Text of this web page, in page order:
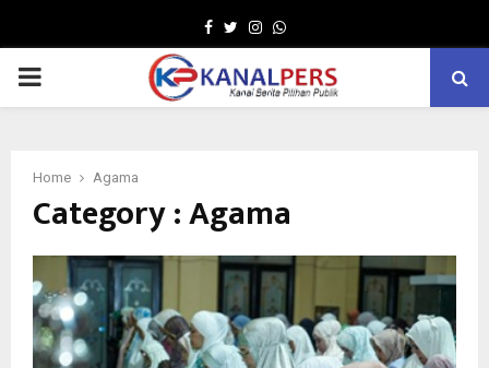
Facebook
TwitterInstagram
Whatsapp
PRIMARY
Home Agama
Category : Agama